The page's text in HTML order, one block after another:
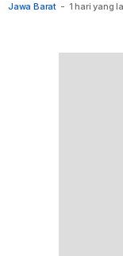
Jawa Barat - 1 hari yang